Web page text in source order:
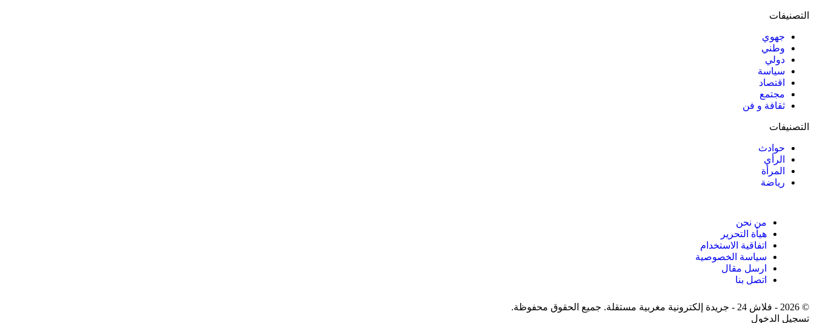
التصنيفات
جهوي
وطني
دولي
سياسة
اقتصاد
مجتمع
ثقافة و فن
التصنيفات
حوادث
الرأي
المرأة
رياضة
من نحن
هيأة التحرير
اتفاقية الاستخدام
سياسة الخصوصية
ارسل مقال
اتصل بنا
© 2026 - فلاش 24 - جريدة إلكترونية مغربية مستقلة. جميع الحقوق محفوظة.
تسجيل الدخول